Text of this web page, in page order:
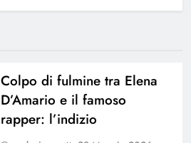
Colpo di fulmine tra Elena
D’Amario e il famoso
rapper: l’indizio